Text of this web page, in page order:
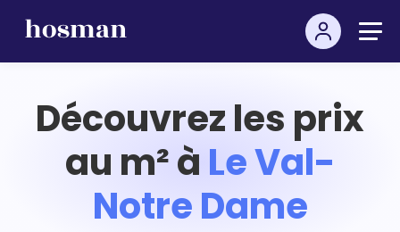
Découvrez les prix
au m² à Le Val-
Notre Dame